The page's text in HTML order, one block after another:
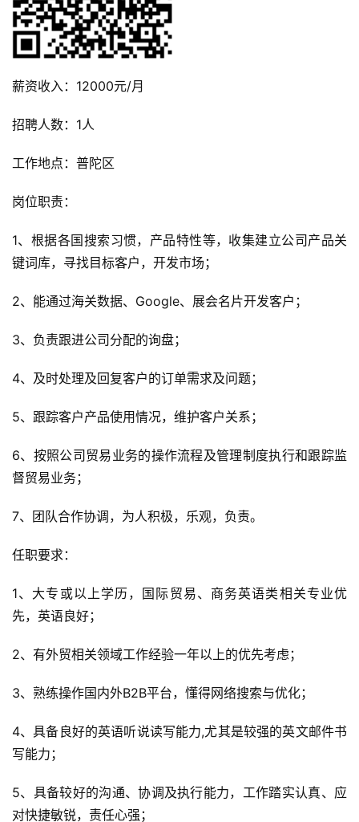
薪资收入：12000元/月
招聘人数：1人
工作地点：普陀区
岗位职责：
1、根据各国搜索习惯，产品特性等，收集建立公司产品关
键词库，寻找目标客户，开发市场；
2、能通过海关数据、Google、展会名片开发客户；
3、负责跟进公司分配的询盘；
4、及时处理及回复客户的订单需求及问题；
5、跟踪客户产品使用情况，维护客户关系；
6、按照公司贸易业务的操作流程及管理制度执行和跟踪监
督贸易业务；
7、团队合作协调，为人积极，乐观，负责。
任职要求：
1、大专或以上学历，国际贸易、商务英语类相关专业优
先，英语良好；
2、有外贸相关领域工作经验一年以上的优先考虑；
3、熟练操作国内外B2B平台，懂得网络搜索与优化；
4、具备良好的英语听说读写能力,尤其是较强的英文邮件书
写能力；
5、具备较好的沟通、协调及执行能力，工作踏实认真、应
对快捷敏锐，责任心强；